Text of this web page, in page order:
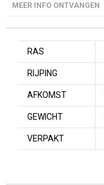
MEER INFO ONTVANGEN
RAS
RIJPING
AFKOMST
GEWICHT
VERPAKT